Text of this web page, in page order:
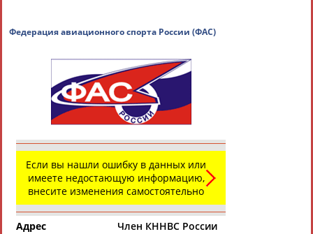
Просмотры
Всероссийские спортивные организации
СВОДНЫЕ ИНДЕКСЫ
ТАБЛО АКТИВНОСТИ
РЕСУРСНАЯ ПЛОЩАДКА
Всероссийские спортивные организации
Федерация авиационного спорта России (ФАС)
Если вы нашли ошибку в данных или
имеете недостающую информацию,
внесите изменения самостоятельно
Адрес
Член КННВС России